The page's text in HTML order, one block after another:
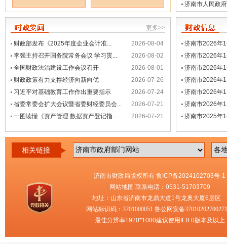
济南市人民政
更多>>
财政部发布《2025年度企业会计准...
2026-08-04
李强主持召开国务院常务会议 学习贯...
2026-08-02
全国财政法治建设工作会议召开
2026-08-01
财政政策有力支撑经济向新向优
2026-07-26
习近平对基础教育工作作出重要指示
2026-07-24
省委常委会扩大会议暨省委财经委员会...
2026-07-21
一图读懂《资产管理 数据资产登记指...
2026-07-21
济南市2026年
济南市2026年
济南市2026年
济南市2026年
济南市2026年
济南市2026年
济南市2025年
相关链接
济南市财政局版权所有鲁ICP备2024102703号-1
网站地图 联系电话：0531-51703709
地址：山东省济南市龙鼎大道1号龙奥大厦6层区
网站标识码：3701000051 鲁公网安备
最佳分辨率1920*1080建议使用IE8.0版本及以上